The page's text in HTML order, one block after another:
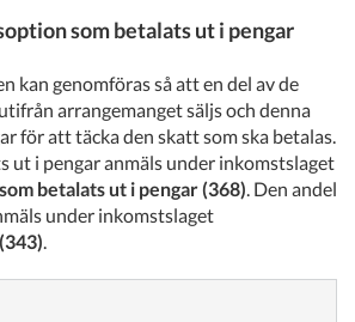
som betalats ut i pengar
kan genomföras så att en del av de
arrangemanget säljs och denna
för att täcka den skatt som ska betalas.
ut i pengar anmäls under inkomstslaget
betalats ut i pengar (368) . Den andel
under inkomstslaget